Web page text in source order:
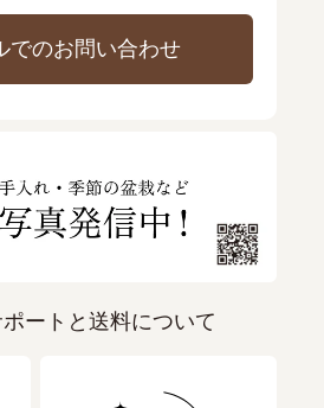
でのお問い合わせ
ートと送料について